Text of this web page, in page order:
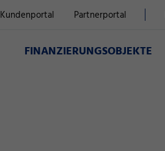
Kundenportal Partnerportal
FINANZIERUNGSOBJEKTE